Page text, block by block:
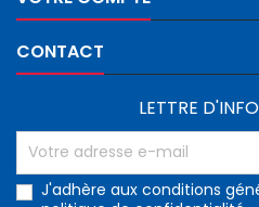
CONTACT
LETTRE
J'adhère aux conditions